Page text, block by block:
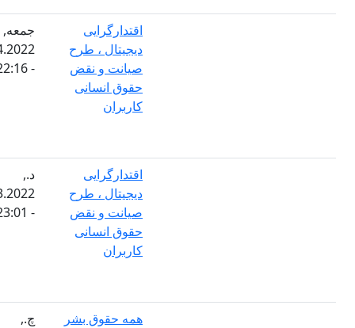
اقتدارگرایی
دیجیتال ، طرح
صیانت و نقض
حقوق انسانی
کاربران
01.04.2022
اقتدارگرایی
دیجیتال ، طرح
صیانت و نقض
حقوق انسانی
کاربران
28.03.2022
همه حقوق بشر
چ.,